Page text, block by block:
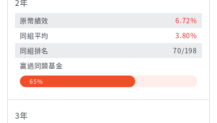
2年
原幣績效
6.72%
同組平均
3.80%
同組排名
70/198
贏過同類基金
65%
3年